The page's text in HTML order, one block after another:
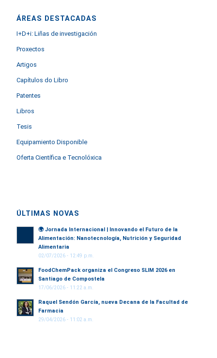
ÁREAS DESTACADAS
I+D+i: Liñas de investigación
Proxectos
Artigos
Capítulos do Libro
Patentes
Libros
Tesis
Equipamiento Disponible
Oferta Científica e Tecnolóxica
ÚLTIMAS NOVAS
🌍 Jornada Internacional | Innovando el Futuro de la
Alimentación: Nanotecnología, Nutrición y Seguridad
Alimentaria
02/07/2026 - 12:49 p.m.
FoodChemPack organiza el Congreso SLIM 2026 en
Santiago de Compostela
17/06/2026 - 11:22 a.m.
Raquel Sendón García, nueva Decana de la Facultad de
Farmacia
29/04/2026 - 11:02 a.m.